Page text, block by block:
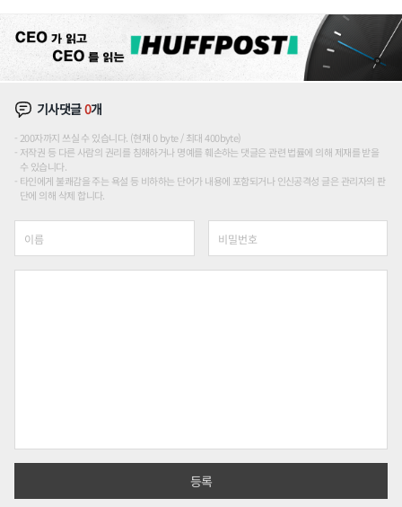
기사댓글0개
200자까지 쓰실 수 있습니다. (현재 0 byte / 최대 400byte)
저작권 등 다른 사람의 권리를 침해하거나 명예를 훼손하는 댓글은 관련 법률에 의해 제재를 받을
수 있습니다.
타인에게 불쾌감을 주는 욕설 등 비하하는 단어가 내용에 포함되거나 인신공격성 글은 관리자의 판
단에 의해 삭제 합니다.